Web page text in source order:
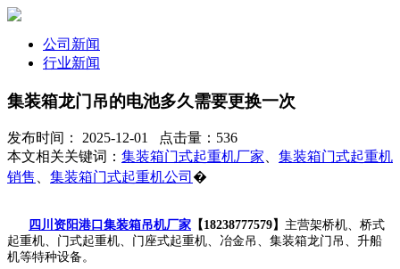
公司新闻
行业新闻
集装箱龙门吊的电池多久需要更换一次
发布时间： 2025-12-01 点击量：536
本文相关关键词： 集装箱门式起重机厂家、 集装箱门式起重机
销售 、 集装箱门式起重机公司 �
四川资阳港口集装箱吊机厂家 【18238777579】 主营架桥机、桥式
起重机、门式起重机、门座式起重机、冶金吊、集装箱龙门吊、升船
机等特种设备。